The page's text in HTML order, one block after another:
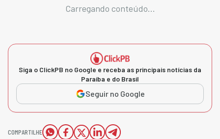
Carregando conteúdo...
Siga o ClickPB no Google e receba as principais notícias da
Paraíba e do Brasil
Seguir no Google
COMPARTILHE